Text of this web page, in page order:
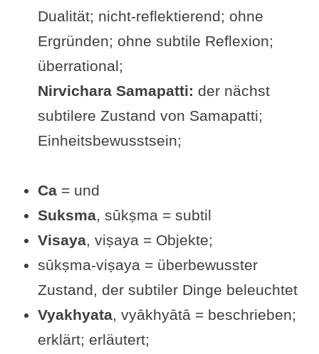
Dualität; nicht-reflektierend; ohne
Ergründen; ohne subtile Reflexion;
überrational;
Nirvichara Samapatti: der nächst
subtilere Zustand von Samapatti;
Einheitsbewusstsein;
Ca= und
Suksma, sūkṣma = subtil
Visaya, viṣaya = Objekte;
sūkṣma-viṣaya = überbewusster
Zustand, der subtiler Dinge beleuchtet
Vyakhyata, vyākhyātā = beschrieben;
erklärt; erläutert;